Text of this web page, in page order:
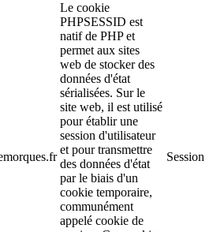
Le cookie
PHPSESSID est
natif de PHP et
permet aux sites
web de stocker des
données d'état
sérialisées. Sur le
site web, il est utilisé
pour établir une
session d'utilisateur
et pour transmettre
des données d'état
par le biais d'un
cookie temporaire,
communément
appelé cookie de
Session